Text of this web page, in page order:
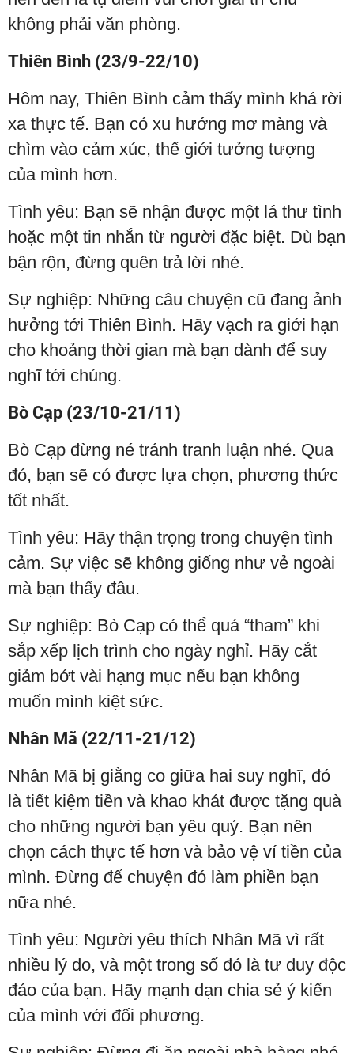
không phải văn phòng.
Thiên Bình (23/9-22/10)
Hôm nay, Thiên Bình cảm thấy mình khá rời
xa thực tế. Bạn có xu hướng mơ màng và
chìm vào cảm xúc, thế giới tưởng tượng
của mình hơn.
Tình yêu: Bạn sẽ nhận được một lá thư tình
hoặc một tin nhắn từ người đặc biệt. Dù bạn
bận rộn, đừng quên trả lời nhé.
Sự nghiệp: Những câu chuyện cũ đang ảnh
hưởng tới Thiên Bình. Hãy vạch ra giới hạn
cho khoảng thời gian mà bạn dành để suy
nghĩ tới chúng.
Bò Cạp (23/10-21/11)
Bò Cạp đừng né tránh tranh luận nhé. Qua
đó, bạn sẽ có được lựa chọn, phương thức
tốt nhất.
Tình yêu: Hãy thận trọng trong chuyện tình
cảm. Sự việc sẽ không giống như vẻ ngoài
mà bạn thấy đâu.
Sự nghiệp: Bò Cạp có thể quá “tham” khi
sắp xếp lịch trình cho ngày nghỉ. Hãy cắt
giảm bớt vài hạng mục nếu bạn không
muốn mình kiệt sức.
Nhân Mã (22/11-21/12)
Nhân Mã bị giằng co giữa hai suy nghĩ, đó
là tiết kiệm tiền và khao khát được tặng quà
cho những người bạn yêu quý. Bạn nên
chọn cách thực tế hơn và bảo vệ ví tiền của
mình. Đừng để chuyện đó làm phiền bạn
nữa nhé.
Tình yêu: Người yêu thích Nhân Mã vì rất
nhiều lý do, và một trong số đó là tư duy độc
đáo của bạn. Hãy mạnh dạn chia sẻ ý kiến
của mình với đối phương.